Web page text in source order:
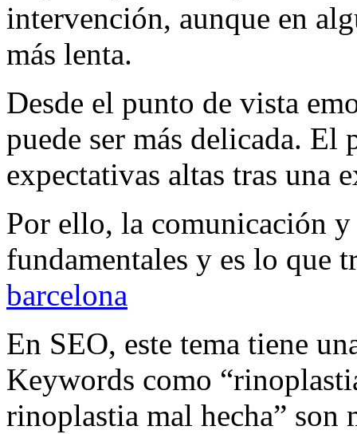
intervención, aunque en
más lenta.
Desde el punto de vista
puede ser más delicada. El
expectativas altas tras una
Por ello, la comunicación
fundamentales y es lo que
barcelona
En SEO, este tema tiene
Keywords como
rinoplastia mal hecha” son